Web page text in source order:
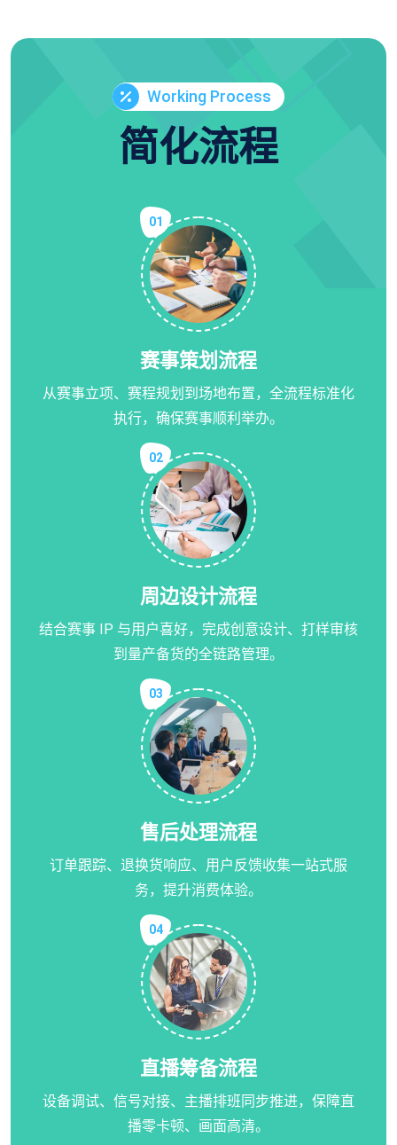
Working Process
简化流程
01
赛事策划流程
从赛事立项、赛程规划到场地布置，全流程标准化
执行，确保赛事顺利举办。
02
周边设计流程
结合赛事 IP 与用户喜好，完成创意设计、打样审核
到量产备货的全链路管理。
03
售后处理流程
订单跟踪、退换货响应、用户反馈收集一站式服
务，提升消费体验。
04
直播筹备流程
设备调试、信号对接、主播排班同步推进，保障直
播零卡顿、画面高清。